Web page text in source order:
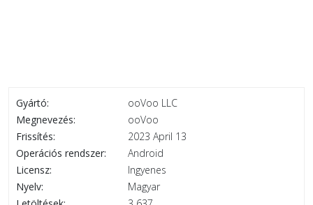
Gyártó:
ooVoo LLC
Megnevezés:
ooVoo
Frissítés:
2023 April 13
Operációs rendszer:
Android
Licensz:
Ingyenes
Nyelv:
Magyar